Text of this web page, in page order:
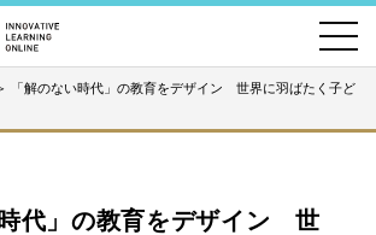
「解のない時代」の教育をデザイン 世界に羽ばたく子ど
時代」の教育をデザイン 世